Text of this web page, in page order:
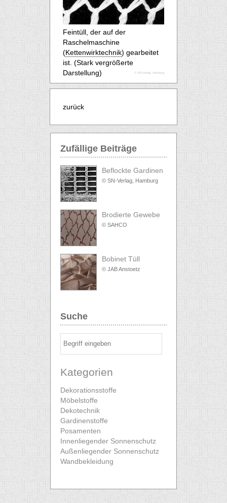
Feintüll, der auf der
Raschelmaschine
(Kettenwirktechnik) gearbeitet
ist. (Stark vergrößerte
Darstellung)
© SN-Verlag, Hamburg
zurück
Zufällige Beiträge
Beflockte Gardinen
© SN-Verlag, Hamburg
Brodierte Gewebe
© SAHCO
Bobinet Tüll
© JAB Anstoetz
Suche
Kategorien
Dekorationsstoffe
Möbelstoffe
Dekotechnik
Gardinenstoffe
Posamenten
Innenliegender Sonnenschutz
Außenliegender Sonnenschutz
Wandbekleidung